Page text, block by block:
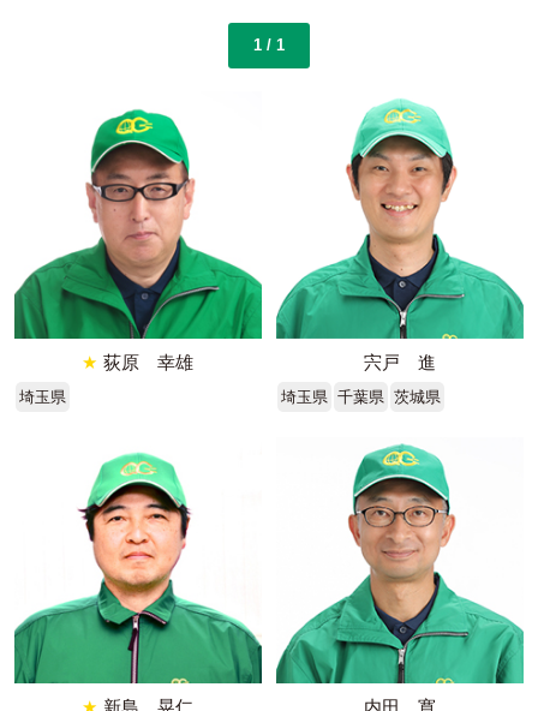
1 / 1
★ 荻原 幸雄
埼玉県
宍戸 進
埼玉県 千葉県 茨城県